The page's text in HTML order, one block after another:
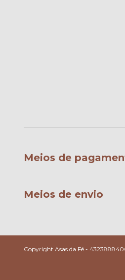
Meios de
Meios de envio
Copyright Asas da Fé -